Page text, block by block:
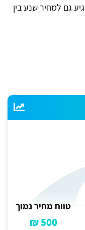
גם למחיר שנע בין
טווח מחיר נמוך
500 ₪